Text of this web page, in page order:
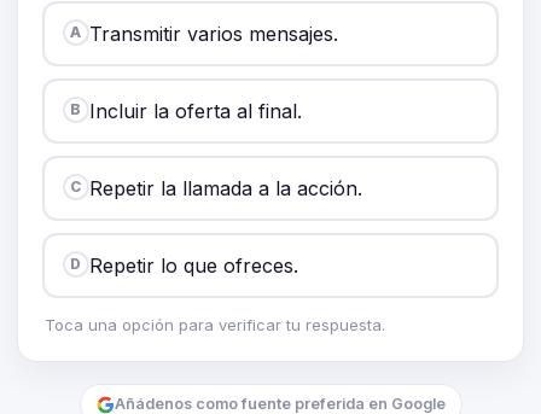
A Transmitir varios mensajes.
B Incluir la oferta al final.
C Repetir la llamada a la acción.
D Repetir lo que ofreces.
Toca una opción para verificar tu respuesta.
Añádenos como fuente preferida en Google